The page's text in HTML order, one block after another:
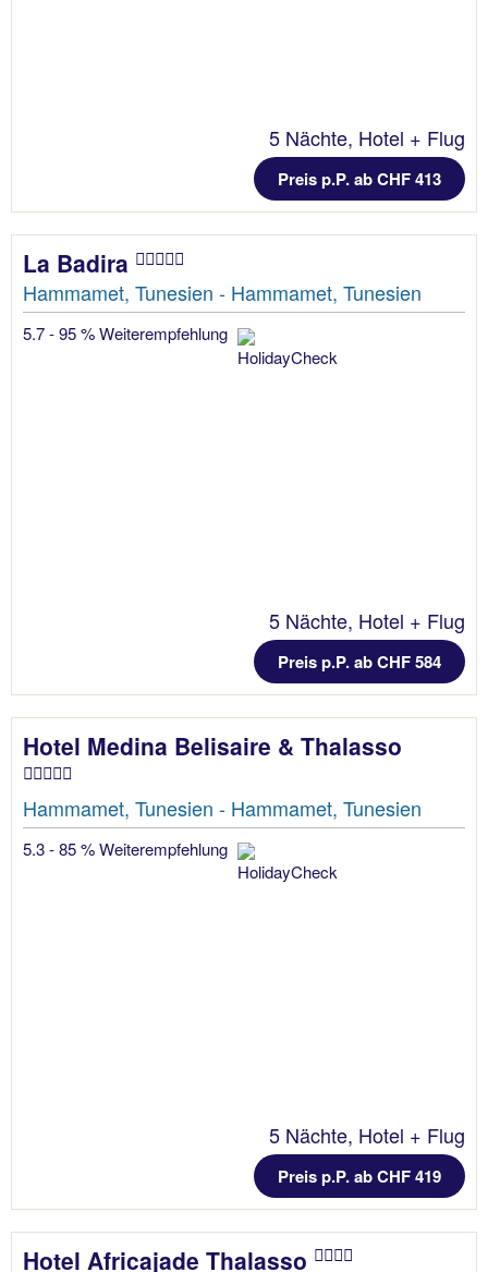
5 Nächte, Hotel + Flug
Preis p.P. ab CHF 413
La Badira
Hammamet, Tunesien - Hammamet, Tunesien
5.7 - 95 % Weiterempfehlung
5 Nächte, Hotel + Flug
Preis p.P. ab CHF 584
Hotel Medina Belisaire & Thalasso
Hammamet, Tunesien - Hammamet, Tunesien
5.3 - 85 % Weiterempfehlung
5 Nächte, Hotel + Flug
Preis p.P. ab CHF 419
Hotel Africajade Thalasso